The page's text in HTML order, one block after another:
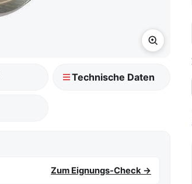
Technische Daten
Zum Eignungs-Check →